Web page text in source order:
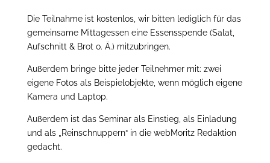
Die Teilnahme ist kostenlos, wir bitten lediglich für das
gemeinsame Mittagessen eine Essensspende (Salat,
Aufschnitt & Brot o. Ä.) mitzubringen.
Außerdem bringe bitte jeder Teilnehmer mit: zwei
eigene Fotos als Beispielobjekte, wenn möglich eigene
Kamera und Laptop.
Außerdem ist das Seminar als Einstieg, als Einladung
und als „Reinschnuppern“ in die webMoritz Redaktion
gedacht.